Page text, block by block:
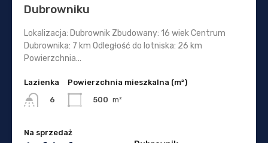
Dubrowniku
Lokalizacja: Dubrownik Zbudowany: 16 wiek Centrum
Dubrownika: 7 km Odległość do lotniska: 26 km
Powierzchnia...
Lazienka
6
Powierzchnia mieszkalna (m²)
500 m²
Na sprzedaż